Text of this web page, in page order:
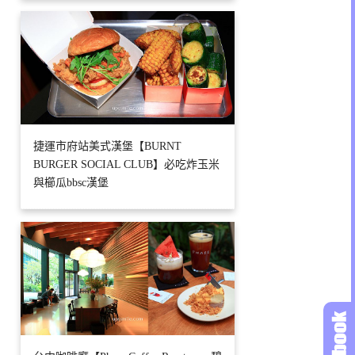
捷運市府站美式漢堡【BURNT
BURGER SOCIAL CLUB】必吃炸玉米
與櫛瓜bbsc漢堡